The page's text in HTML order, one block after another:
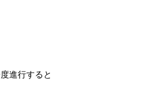
進行すると